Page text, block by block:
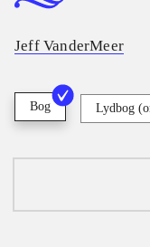
Jeff VanderMeer
Bog Lydbog